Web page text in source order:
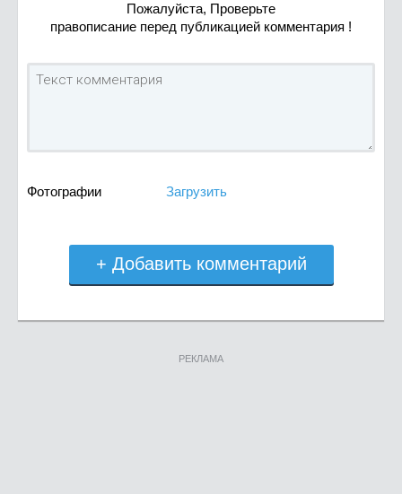
Пожалуйста, Проверьте
правописание перед публикацией комментария !
Фотографии Загрузить
+ Добавить комментарий
РЕКЛАМА